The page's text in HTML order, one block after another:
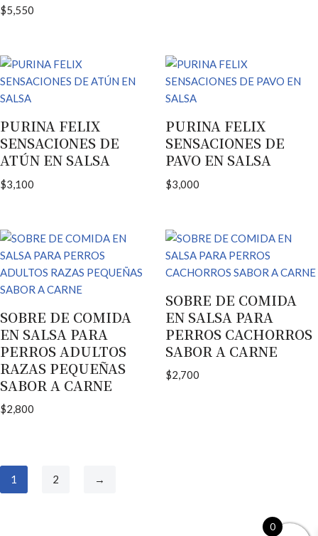
$5,550
PURINA FELIX
SENSACIONES DE
ATÚN EN SALSA
$3,100
PURINA FELIX
SENSACIONES DE
PAVO EN SALSA
$3,000
SOBRE DE COMIDA
EN SALSA PARA
PERROS ADULTOS
RAZAS PEQUEÑAS
SABOR A CARNE
$2,800
SOBRE DE COMIDA
EN SALSA PARA
PERROS CACHORROS
SABOR A CARNE
$2,700
1 2 →
0